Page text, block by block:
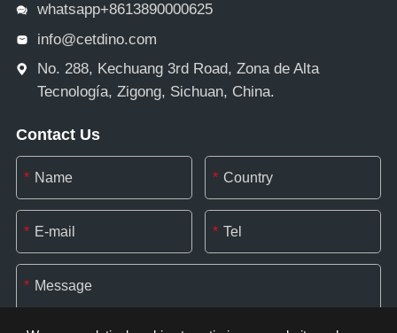
whatsapp+8613890000625
info@cetdino.com
No. 288, Kechuang 3rd Road, Zona de Alta
Tecnología, Zigong, Sichuan, China.
Contact Us
* *
* *
*